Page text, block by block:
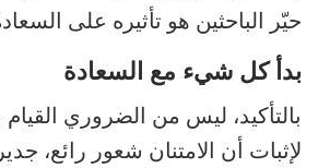
حيّر الباحثين هو تأثيره على
بدأ كل شيء مع السعادة
بالتأكيد، ليس من الضروري
لإثبات أن الامتنان شعور رائع،